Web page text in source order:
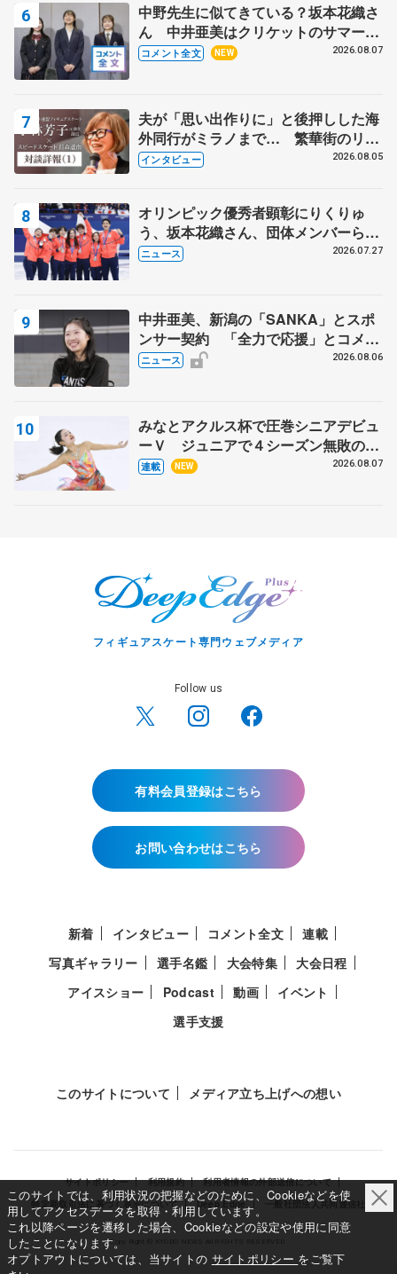
中野先生に似てきている？坂本花織さ
ん 中井亜美はクリケットのサマーキ
ャンプに 島田麻央はたくさん試合に
コメント全文 NEW 2026.08.07
夫が「思い出作りに」と後押しした海
外同行がミラノまで… 繁華街のリン
クでは不良のお兄さんも味方に 小林
インタビュー 2026.08.05
オリンピック優秀者顕彰にりくりゅ
う、坂本花織さん、団体メンバーら
8月7日に文科省が表彰式、ブルーノ・
ニュース 2026.07.27
中井亜美、新潟の「SANKA」とスポ
ンサー契約 「全力で応援」とコメン
ト
ニュース 2026.08.06
みなとアクルス杯で圧巻シニアデビュ
ーＶ ジュニアで４シーズン無敗の島
田麻央
連載 NEW 2026.08.07
フィギュアスケート専門ウェブメディア
Follow us
有料会員登録はこちら
お問い合わせはこちら
新着 インタビュー コメント全文
連載
写真ギャラリー
選手名鑑 大会特集
大会日程
アイスショー
Podcast 動画
イベント
選手支援
このサイトについて メディア立ち上げへの想い
サイトポリシー 利用規約
利用者情報の外部送信について
特定商取引法に基づく表示について
Deep Edge 一般社団法人共同通信社
Copy Right © KYODO NEWS All RIGHTS RESERVED.
このサイトでは、利用状況の把握などのために、Cookieなどを使
用してアクセスデータを取得・利用しています。
これ以降ページを遷移した場合、Cookieなどの設定や使用に同意
したことになります。
オプトアウトについては、当サイトの サイトポリシー をご覧下